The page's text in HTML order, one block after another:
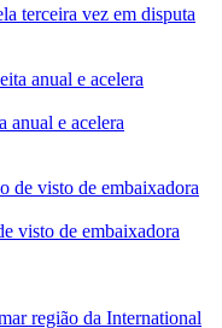
terceira vez em disputa
anual e acelera
visto de embaixadora
região da International